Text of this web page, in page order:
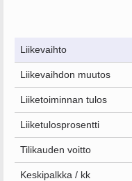
Liikevaihto
Liikevaihdon muutos
Liiketoiminnan tulos
Liiketulosprosentti
Tilikauden voitto
Keskipalkka / kk